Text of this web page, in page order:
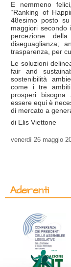
E nemmeno
“Ranking of
48esimo posto
maggiori
percezione
diseguaglianza;
trasparenza, per
Le soluzioni
fair and
sostenibilità
come i tre ambiti
prosperi bisogna
essere equi è
di mercato a
di Elis Viettone
venerdì 26 maggio
Aderenti